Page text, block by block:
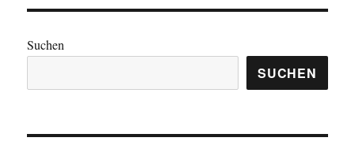
Suchen
SUCHEN